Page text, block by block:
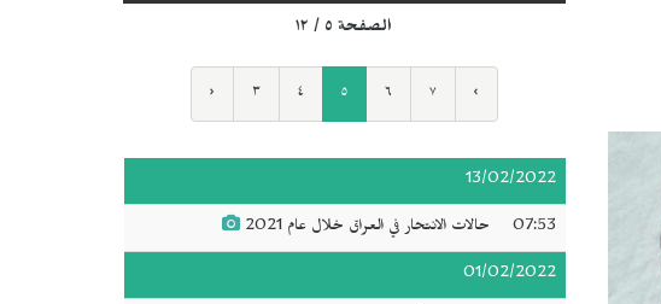
الصفحة ٥ / ١٢
‹ ٣ ٤ ٥ ٦ ٧ ›
13/02/2022
07:53 حالات الانتحار في العراق خلال عام 2021
01/02/2022